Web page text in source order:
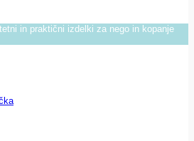
in praktični izdelki za nego in kopanje